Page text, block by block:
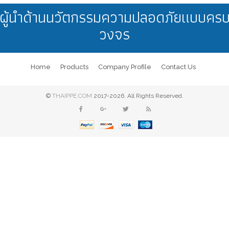
นำด้านนวัตกรรมความปลอดภัยแบบคร
วงจร
Home Products Company Profile Contact Us
© THAIPPE.COM 2017-2026. All Rights Reserved.